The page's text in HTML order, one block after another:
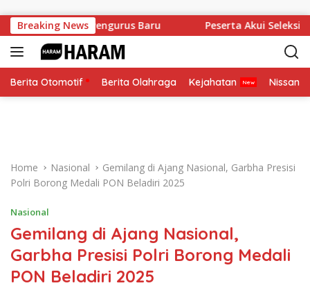
Breaking News
Pengurus Baru Peserta Akui Seleksi Akpol
Berita Otomotif Berita Olahraga Kejahatan Nissan
Home Nasional
Gemilang di Ajang Nasional, Garbha Presisi
Polri Borong Medali PON Beladiri 2025
Nasional
Gemilang di Ajang Nasional,
Garbha Presisi Polri Borong Medali
PON Beladiri 2025